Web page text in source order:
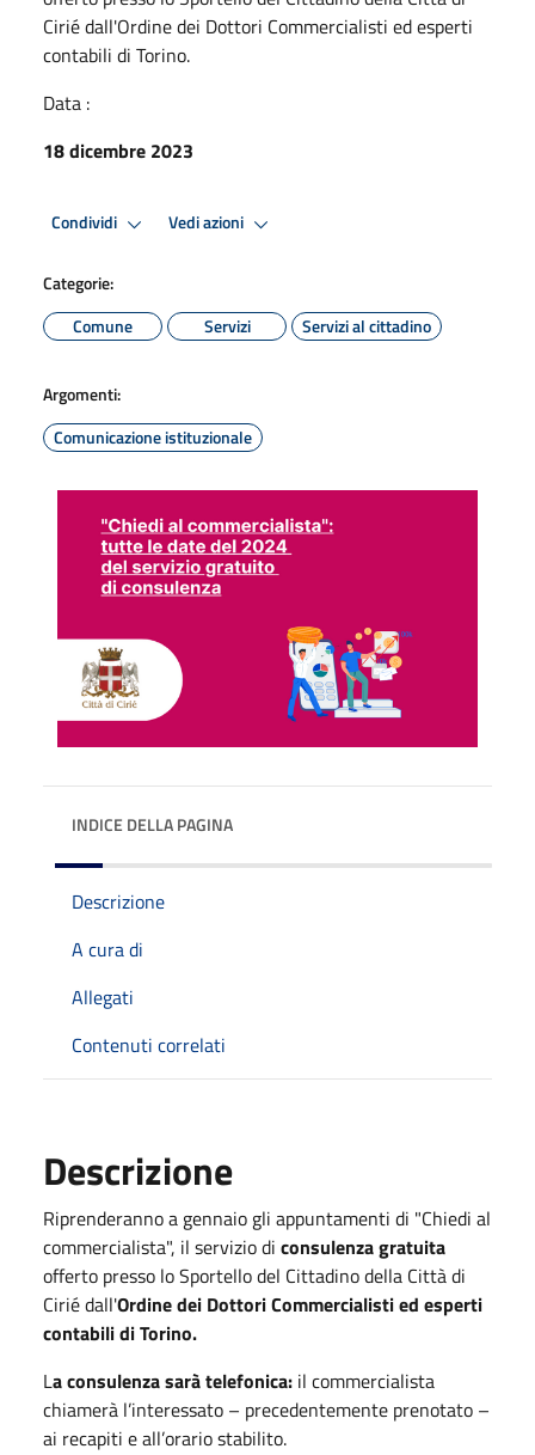
Cirié dall'Ordine dei Dottori Commercialisti ed esperti
contabili di Torino.
Data :
18 dicembre 2023
Condividi Vedi azioni
Categorie:
Comune
Servizi Servizi al cittadino
Argomenti:
Comunicazione istituzionale
INDICE DELLA PAGINA
Descrizione
A cura di
Allegati
Contenuti correlati
Descrizione
Riprenderanno a gennaio gli appuntamenti di "Chiedi al
commercialista", il servizio di consulenza gratuita
offerto presso lo Sportello del Cittadino della Città di
Cirié dall'Ordine dei Dottori Commercialisti ed esperti
contabili di Torino.
La consulenza sarà telefonica: il commercialista
chiamerà l’interessato – precedentemente prenotato –
ai recapiti e all’orario stabilito.